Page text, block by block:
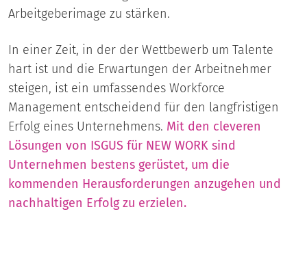
Arbeitgeberimage zu stärken.
In einer Zeit, in der der Wettbewerb um Talente
hart ist und die Erwartungen der Arbeitnehmer
steigen, ist ein umfassendes Workforce
Management entscheidend für den langfristigen
Erfolg eines Unternehmens. Mit den cleveren
Lösungen von ISGUS für NEW WORK sind
Unternehmen bestens gerüstet, um die
kommenden Herausforderungen anzugehen und
nachhaltigen Erfolg zu erzielen.